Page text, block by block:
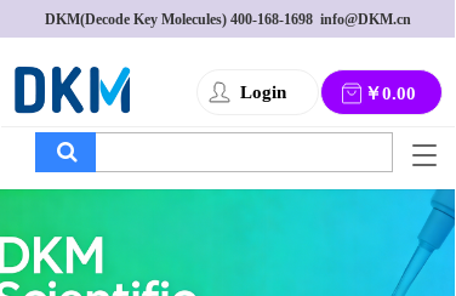
DKM(Decode Key Molecules) 400-168-1698
  info@DKM.cn
Login ￥0.00
T
g
g
l